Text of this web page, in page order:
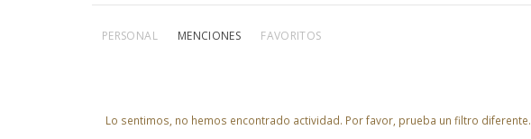
PERSONAL MENCIONES FAVORITOS
Lo sentimos, no hemos encontrado actividad. Por favor, prueba un filtro diferente.